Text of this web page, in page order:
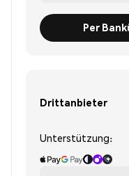
Per
Drittanbieter
Unterstützung: